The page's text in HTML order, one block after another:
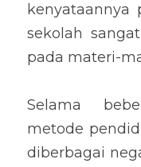
sekolah
pada materi-
Selama
metode
diberbagai